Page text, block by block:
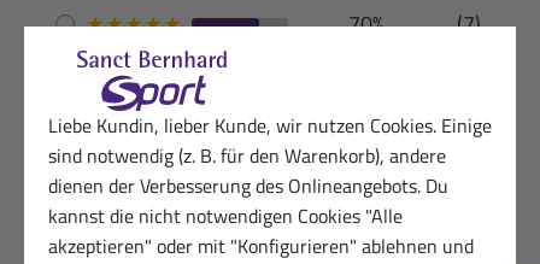
Liebe Kundin, lieber Kunde, wir nutzen Cookies. Einige
sind notwendig (z. B. für den Warenkorb), andere
dienen der Verbesserung des Onlineangebots. Du
kannst die nicht notwendigen Cookies "Alle
akzeptieren" oder mit "Konfigurieren" ablehnen und
★★★★★ 70%
(7)
★★★★☆
★★★☆ ☆ 10% (1)
Deutsch(6)